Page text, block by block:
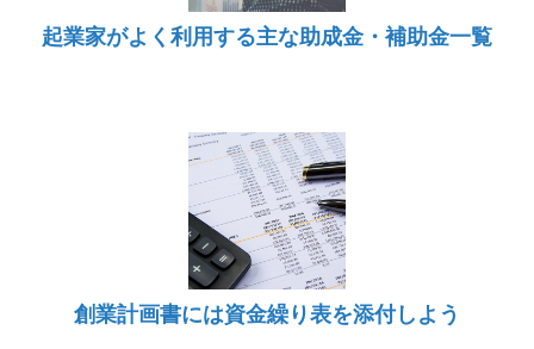
起業家がよく利用する主な助成金・補助金一覧
創業計画書には資金繰り表を添付しよう